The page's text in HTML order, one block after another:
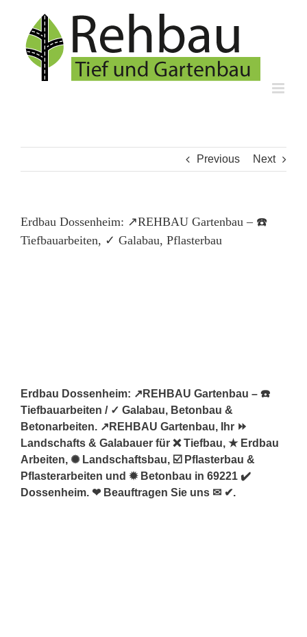
content
Previous Next
Erdbau Dossenheim: ↗️REHBAU Gartenbau – ☎️
Tiefbauarbeiten, ✓ Galabau, Pflasterbau
Erdbau Dossenheim: ↗️REHBAU Gartenbau – ☎️
Tiefbauarbeiten / ✓ Galabau, Betonbau &
Betonarbeiten. ↗️REHBAU Gartenbau, Ihr ⏩
Landschafts & Galabauer für ❌ Tiefbau, ★ Erdbau
Arbeiten, ✺ Landschaftsbau, ☑️ Pflasterbau &
Pflasterarbeiten und ✹ Betonbau in 69221 ✔️
Dossenheim. ❤ Beauftragen Sie uns ✉ ✔.